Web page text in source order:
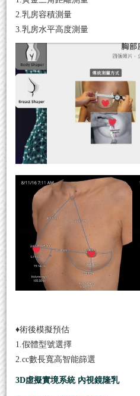
2.乳房容積測量
3.乳房水平高度測量
♦術後模擬預估
1.假體型號選擇
2.cc數長寬高智能篩選
3D虛擬實境系統 內視鏡隆乳